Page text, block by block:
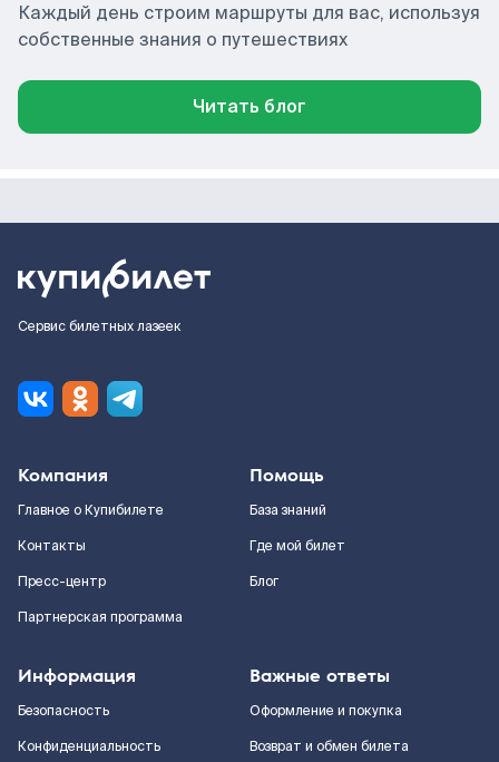
Каждый день строим маршруты для вас, используя
собственные знания о путешествиях
Читать блог
Сервис билетных лазеек
Компания
Главное о Купибилете
Контакты
Пресс-центр
Партнерская программа
Помощь
База знаний
Где мой билет
Блог
Информация
Безопасность
Конфиденциальность
Важные ответы
Оформление и покупка
Возврат и обмен билета